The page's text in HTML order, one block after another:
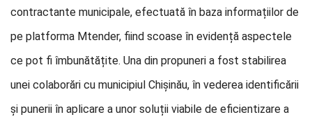
contractante municipale, efectuată în baza informațiilor de
pe platforma Mtender, fiind scoase în evidență aspectele
ce pot fi îmbunătățite. Una din propuneri a fost stabilirea
unei colaborări cu municipiul Chișinău, în vederea identificării
și punerii în aplicare a unor soluții viabile de eficientizare a